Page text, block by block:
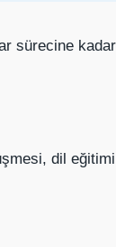
sürecine
dil